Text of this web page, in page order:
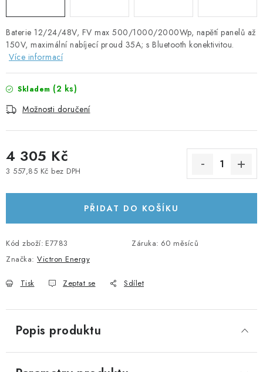
JAK VYBRAT SOLÁRNÍ SYSTÉM
OBCHODNÍ PODMÍNKY
GDPR
MĚNIČE NAPĚTÍ
OVLÁDÁNÍ A MONITORING
JIŠTĚNÍ DC
POWERBANKY
MONTÁŽNÍ MATERIÁL
Baterie 12/24/48V, FV max 500/1000/2000Wp, napětí panelů až
150V, maximální nabíjecí proud 35A; s Bluetooth konektivitou.
Více informací
Skladem (2 ks)
Možnosti doručení
4 305 Kč
3 557,85 Kč bez DPH
PŘIDAT DO KOŠÍKU
Kód zboží: E7783 Záruka: 60 měsíců
Značka: Victron Energy
Tisk Zeptat se Sdílet
Popis produktu